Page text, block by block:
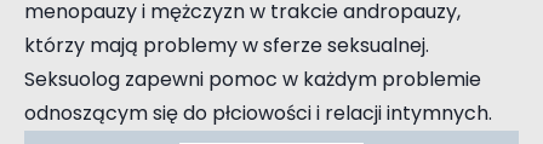
menopauzy i mężczyzn w trakcie andropauzy,
którzy mają problemy w sferze seksualnej.
Seksuolog zapewni pomoc w każdym problemie
odnoszącym się do płciowości i relacji intymnych.